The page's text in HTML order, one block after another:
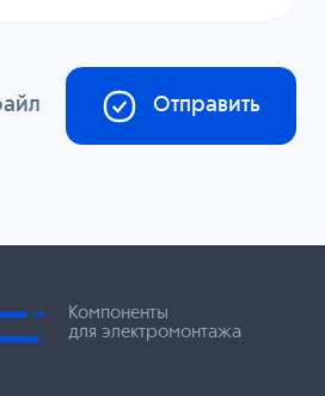
Отправить
Компоненты
для электромонтажа